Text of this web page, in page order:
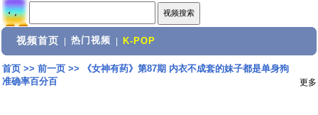
视频首页 热门视频 K-POP
首页>> 前一页>>
《女神有药》第87期 内衣不成套的妹子都是单身狗
准确率百分百
更多